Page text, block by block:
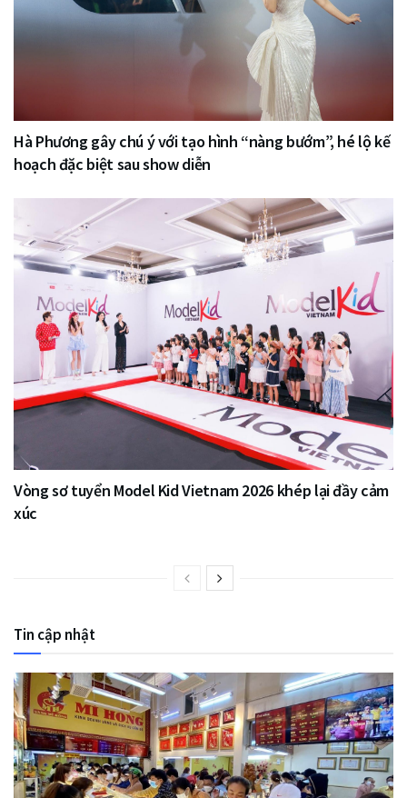
Hà Phương gây chú ý với tạo hình “nàng bướm”, hé lộ kế
hoạch đặc biệt sau show diễn
Vòng sơ tuyển Model Kid Vietnam 2026 khép lại đầy cảm
xúc
Tin cập nhật